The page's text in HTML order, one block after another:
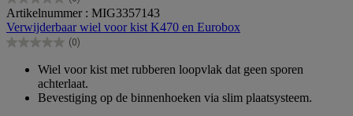
0.0
van
de
5
Artikelnummer : MIG3357143
Verwijderbaar wiel voor kist K470 en Eurobox
(0)
0.0
sterren.
Wiel voor kist met rubberen loopvlak dat geen sporen
achterlaat.
Bevestiging op de binnenhoeken via slim plaatsysteem.